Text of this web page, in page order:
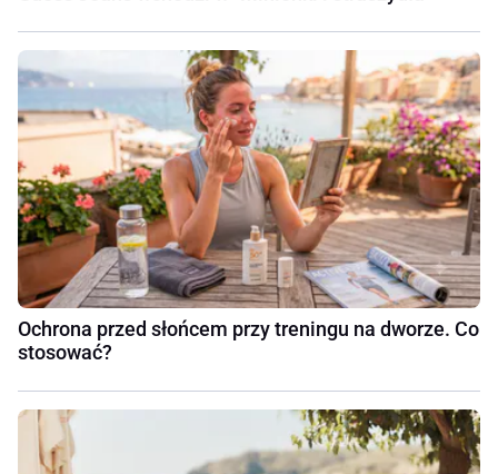
Ochrona przed słońcem przy treningu na dworze. Co
stosować?